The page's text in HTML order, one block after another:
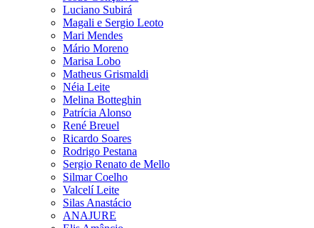
Luciano Subirá
Magali e Sergio Leoto
Mari Mendes
Mário Moreno
Marisa Lobo
Matheus Grismaldi
Néia Leite
Melina Botteghin
Patrícia Alonso
René Breuel
Ricardo Soares
Rodrigo Pestana
Sergio Renato de Mello
Silmar Coelho
Valcelí Leite
Silas Anastácio
ANAJURE